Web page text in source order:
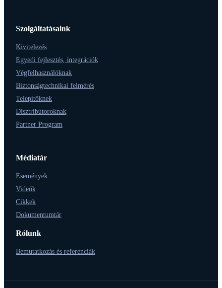
Szolgáltatásaink
Kivitelezés
Egyedi fejlesztés, integrációk
Végfelhasználóknak
Biztonságtechnikai felmérés
Telepítőknek
Disztribútoroknak
Partner Program
Médiatár
Események
Videók
Cikkek
Dokumentumtár
Rólunk
Bemutatkozás és referenciák